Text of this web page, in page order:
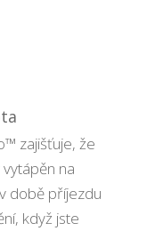
zajišťuje, že
na
době příjezdu
když jste